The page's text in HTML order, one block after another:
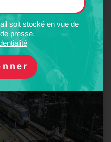
soit stocké en vue de
presse.